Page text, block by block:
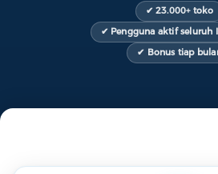
✔ 23.000+ toko
✔ Pengguna aktif seluruh
✔ Bonus tiap